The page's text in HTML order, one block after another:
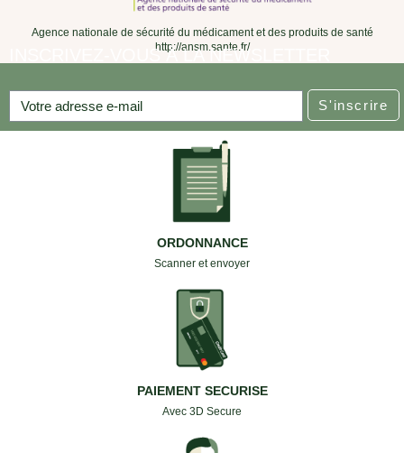
Agence nationale de sécurité du médicament et des produits de santé
http://ansm.sante.fr/
INSCRIVEZ-VOUS À LA NEWSLETTER
S'inscrire
ORDONNANCE
Scanner et envoyer
PAIEMENT SECURISE
Avec 3D Secure